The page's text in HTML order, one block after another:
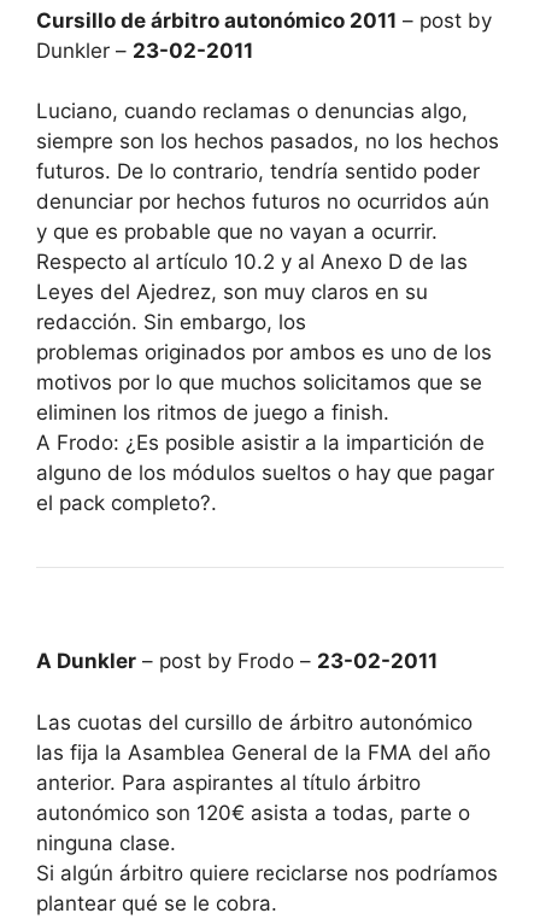
Cursillo de árbitro autonómico 2011 – post by
Dunkler – 23-02-2011
Luciano, cuando reclamas o denuncias algo,
siempre son los hechos pasados, no los hechos
futuros. De lo contrario, tendría sentido poder
denunciar por hechos futuros no ocurridos aún
y que es probable que no vayan a ocurrir.
Respecto al artículo 10.2 y al Anexo D de las
Leyes del Ajedrez, son muy claros en su
redacción. Sin embargo, los
problemas originados por ambos es uno de los
motivos por lo que muchos solicitamos que se
eliminen los ritmos de juego a finish.
A Frodo: ¿Es posible asistir a la impartición de
alguno de los módulos sueltos o hay que pagar
el pack completo?.
A Dunkler – post by Frodo – 23-02-2011
Las cuotas del cursillo de árbitro autonómico
las fija la Asamblea General de la FMA del año
anterior. Para aspirantes al título árbitro
autonómico son 120€ asista a todas, parte o
ninguna clase.
Si algún árbitro quiere reciclarse nos podríamos
plantear qué se le cobra.